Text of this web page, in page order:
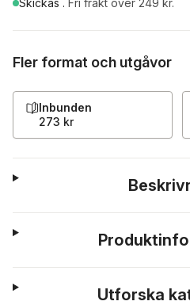
Skickas . Fri frakt över 249 kr.
Fler format och utgåvor
Inbunden
273 kr
Utforska